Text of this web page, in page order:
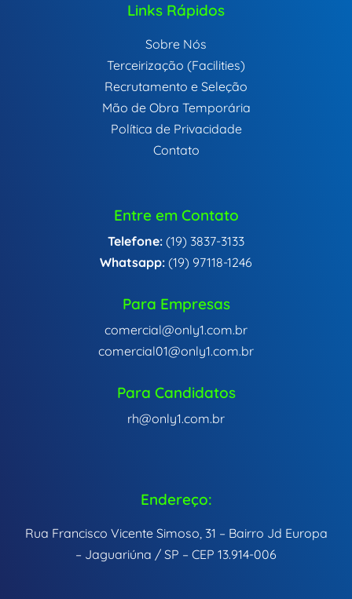
Links Rápidos
Sobre Nós
Terceirização (Facilities)
Recrutamento e Seleção
Mão de Obra Temporária
Política de Privacidade
Contato
Entre em Contato
Telefone: (19) 3837-3133
Whatsapp: (19) 97118-1246
Para Empresas
comercial@only1.com.br
comercial01@only1.com.br
Para Candidatos
rh@only1.com.br
Endereço:
Rua Francisco Vicente Simoso, 31 – Bairro Jd Europa
– Jaguariúna / SP – CEP 13.914-006